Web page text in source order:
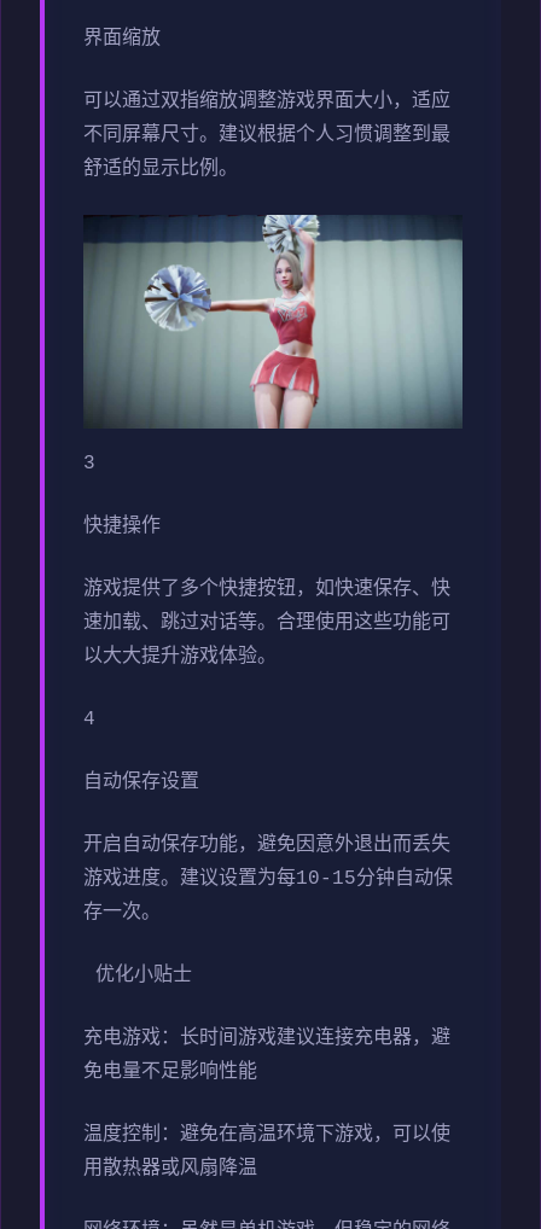
界面缩放
可以通过双指缩放调整游戏界面大小，适应
不同屏幕尺寸。建议根据个人习惯调整到最
舒适的显示比例。
3
快捷操作
游戏提供了多个快捷按钮，如快速保存、快
速加载、跳过对话等。合理使用这些功能可
以大大提升游戏体验。
4
自动保存设置
开启自动保存功能，避免因意外退出而丢失
游戏进度。建议设置为每10-15分钟自动保
存一次。
优化小贴士
充电游戏：长时间游戏建议连接充电器，避
免电量不足影响性能
温度控制：避免在高温环境下游戏，可以使
用散热器或风扇降温